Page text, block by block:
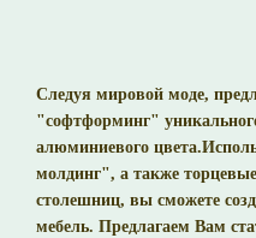
Следуя мировой моде,
"софтформинг"
алюминиевого цвета
молдинг", а также
столешниц, вы сможете
мебель. Предлагаем Вам